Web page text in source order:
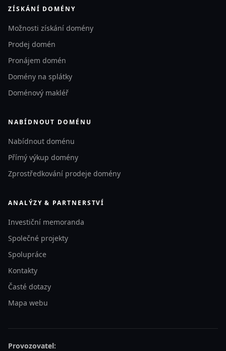
ZÍSKÁNÍ DOMÉNY
Možnosti získání domény
Prodej domén
Pronájem domén
Domény na splátky
Doménový makléř
NABÍDNOUT DOMÉNU
Nabídnout doménu
Přímý výkup domény
Zprostředkování prodeje domény
ANALÝZY & PARTNERSTVÍ
Investiční memoranda
Společné projekty
Spolupráce
Kontakty
Časté dotazy
Mapa webu
Provozovatel: